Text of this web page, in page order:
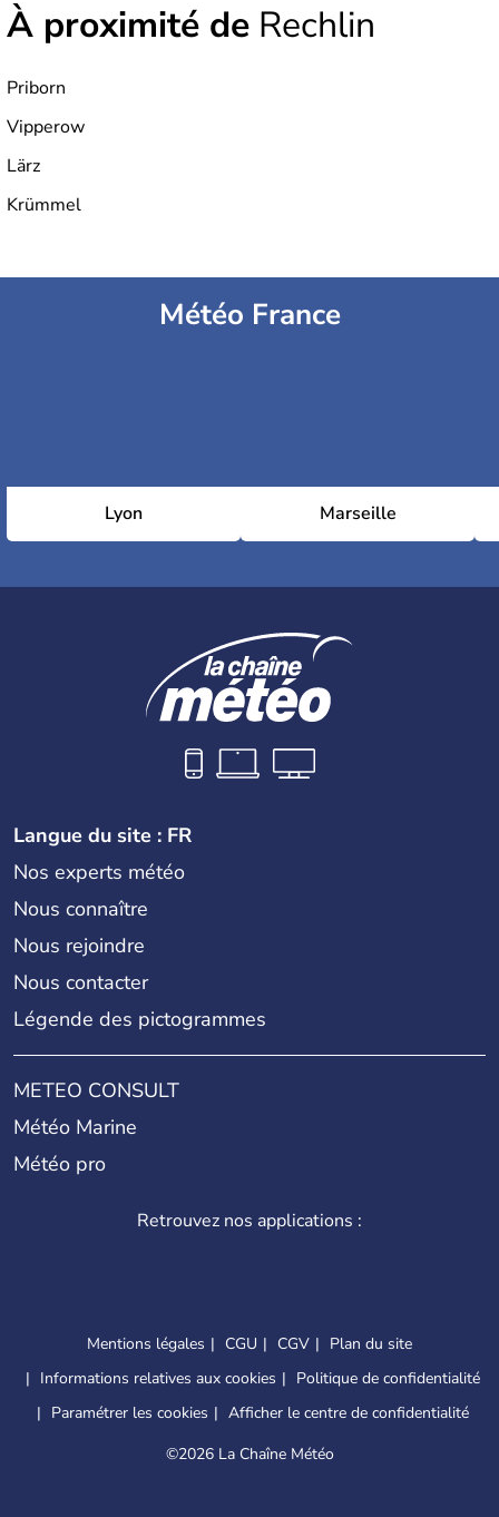
À proximité de Rechlin
Priborn
Vipperow
Lärz
Krümmel
Météo France
Lyon Marseille
Langue du site : FR
Nos experts météo
Nous connaître
Nous rejoindre
Nous contacter
Légende des pictogrammes
METEO CONSULT
Météo Marine
Météo pro
Retrouvez nos applications :
Mentions légales CGU CGV
Plan du site
Informations relatives aux cookies
Politique de confidentialité
Paramétrer les cookies
Afficher le centre de confidentialité
©2026 La Chaîne Météo